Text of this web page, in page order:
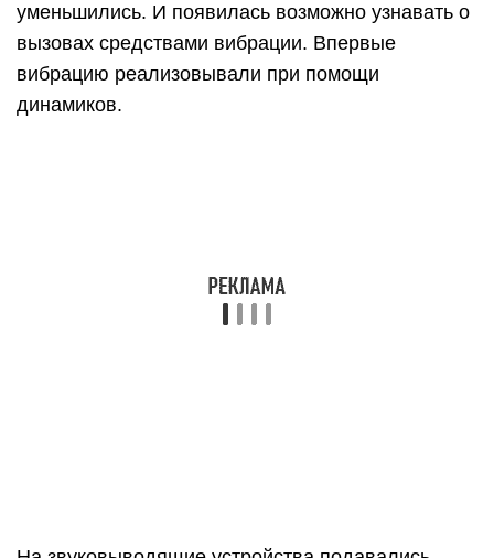
устройствах специальные электромоторы,
способствующие вызову коротких колебаний.